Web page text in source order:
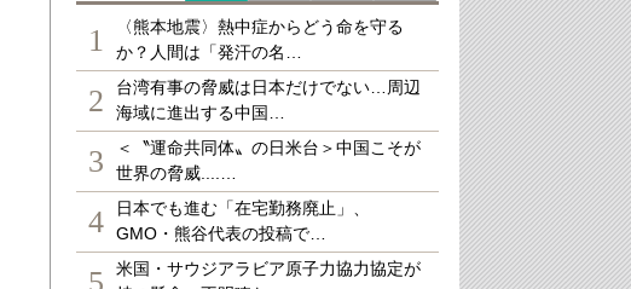
1
〈熊本地震〉熱中症からどう命を守る
か？人間は「発汗の名…
2
台湾有事の脅威は日本だけでない…周辺
海域に進出する中国…
3
＜〝運命共同体〟の日米台＞中国こそが
世界の脅威....…
4
日本でも進む「在宅勤務廃止」、
GMO・熊谷代表の投稿で…
米国・サウジアラビア原子力協力協定が